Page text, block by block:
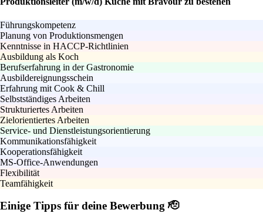
Führungskompetenz
Planung von Produktionsmengen
Kenntnisse in HACCP-Richtlinien
Ausbildung als Koch
Berufserfahrung in der Gastronomie
Ausbildereignungsschein
Erfahrung mit Cook & Chill
Selbstständiges Arbeiten
Strukturiertes Arbeiten
Zielorientiertes Arbeiten
Service- und Dienstleistungsorientierung
Kommunikationsfähigkeit
Kooperationsfähigkeit
MS-Office-Anwendungen
Flexibilität
Teamfähigkeit
Einige Tipps für deine Bewerbung 🫡